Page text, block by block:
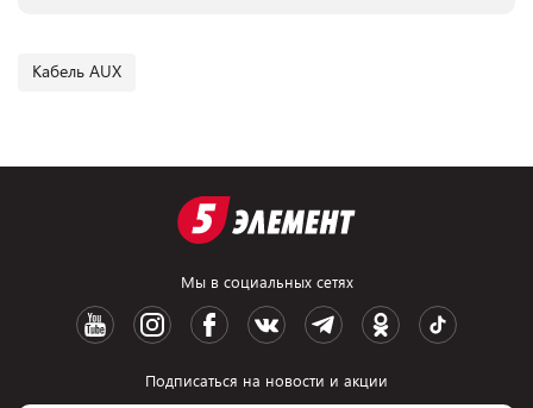
Кабель AUX
Мы в социальных сетях
Подписаться на новости и акции